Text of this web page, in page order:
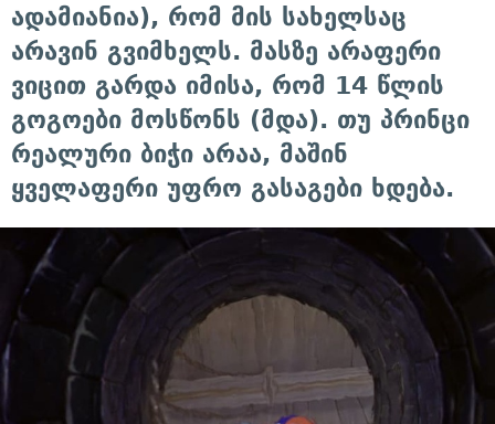
ადამიანია), რომ მის სახელსაც
არავინ გვიმხელს. მასზე არაფერი
ვიცით გარდა იმისა, რომ 14 წლის
გოგოები მოსწონს (მდა). თუ პრინცი
რეალური ბიჭი არაა, მაშინ
ყველაფერი უფრო გასაგები ხდება.